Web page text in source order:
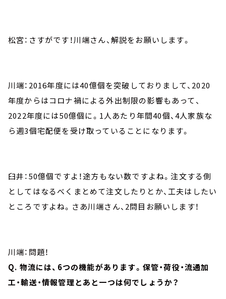
松宮：さすがです！川端さん、解説をお願いします。
川端：2016年度には40億個を突破しておりまして、2020
年度からはコロナ禍による外出制限の影響もあって、
2022年度には50億個に。1人あたり年間40個、4人家族な
ら週3個宅配便を受け取っていることになります。
臼井：50億個ですよ！途方もない数ですよね。注文する側
としてはなるべくまとめて注文したりとか、工夫はしたい
ところですよね。さあ川端さん、2問目お願いします！
川端：問題！
Q. 物流には、6つの機能があります。保管・荷役・流通加
工・輸送・情報管理とあと一つは何でしょうか？